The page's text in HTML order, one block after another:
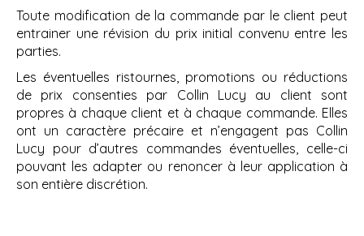
Toute modification de la commande par le client peut
entrainer une révision du prix initial convenu entre les
parties.
Les éventuelles ristournes, promotions ou réductions
de prix consenties par Collin Lucy au client sont
propres à chaque client et à chaque commande. Elles
ont un caractère précaire et n’engagent pas Collin
Lucy pour d’autres commandes éventuelles, celle-ci
pouvant les adapter ou renoncer à leur application à
son entière discrétion.